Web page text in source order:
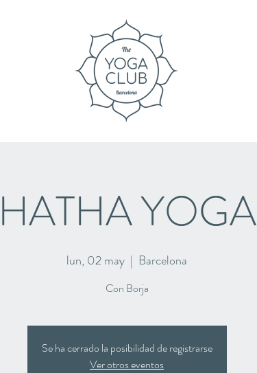
HATHA YOGA
lun, 02 may
  |
Barcelona
Con Borja
Se ha cerrado la posibilidad de registrarse
Ver otros eventos